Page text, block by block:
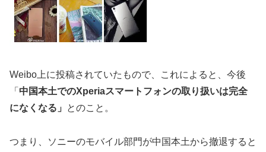
Weibo上に投稿されていたもので、これによると、今後
「 中国本土でのXperiaスマートフォンの取り扱いは完全
になくなる」
とのこと。
つまり、ソニーのモバイル部門が中国本土から撤退すると